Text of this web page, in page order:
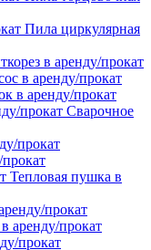
Пила циркулярная
в аренду/прокат
в аренду/прокат
в аренду/прокат
Сварочное
Тепловая пушка в
прокат
аренду/прокат